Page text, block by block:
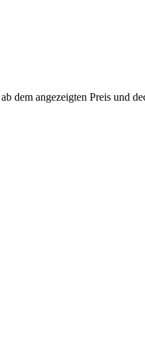
dem angezeigten Preis und